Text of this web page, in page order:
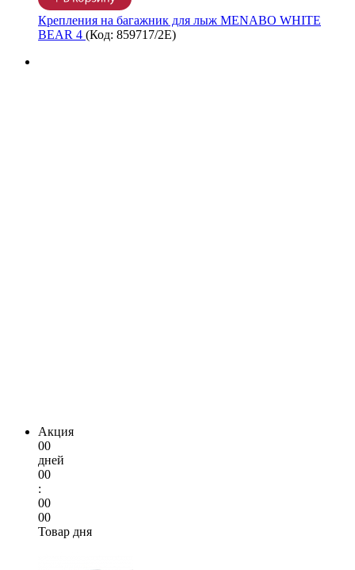
Крепления на багажник для лыж MENABO WHITE
BEAR 4 (Код: 859717/2Е)
Акция
00
дней
00
:
00
00
Товар дня